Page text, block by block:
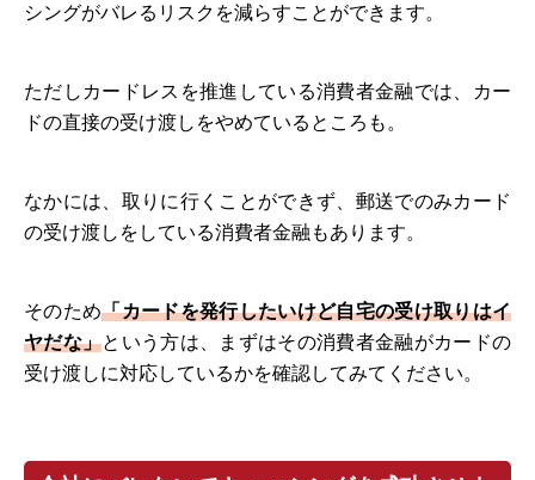
シングがバレるリスクを減らすことができます。
ただしカードレスを推進している消費者金融では、カー
ドの直接の受け渡しをやめているところも。
なかには、取りに行くことができず、郵送でのみカード
の受け渡しをしている消費者金融もあります。
そのため「カードを発行したいけど自宅の受け取りはイ
ヤだな」という方は、まずはその消費者金融がカードの
受け渡しに対応しているかを確認してみてください。